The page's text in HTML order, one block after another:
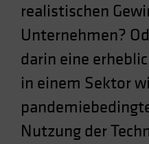
realistischen
Unternehmen?
darin eine
in einem Sektor
Nutzung der